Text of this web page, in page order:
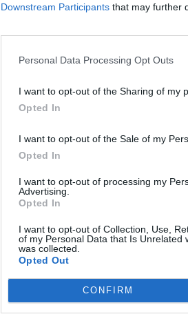
Downstream Participants that may further
Personal Data Processing Opt Outs
I want to opt-out of the Sharing of my
Opted In
I want to opt-out of the Sale of my
Opted In
I want to opt-out of processing my
Advertising.
Opted In
I want to opt-out of Collection, Use,
of my Personal Data that Is Unrelated
was collected.
Opted Out
CONFIRM